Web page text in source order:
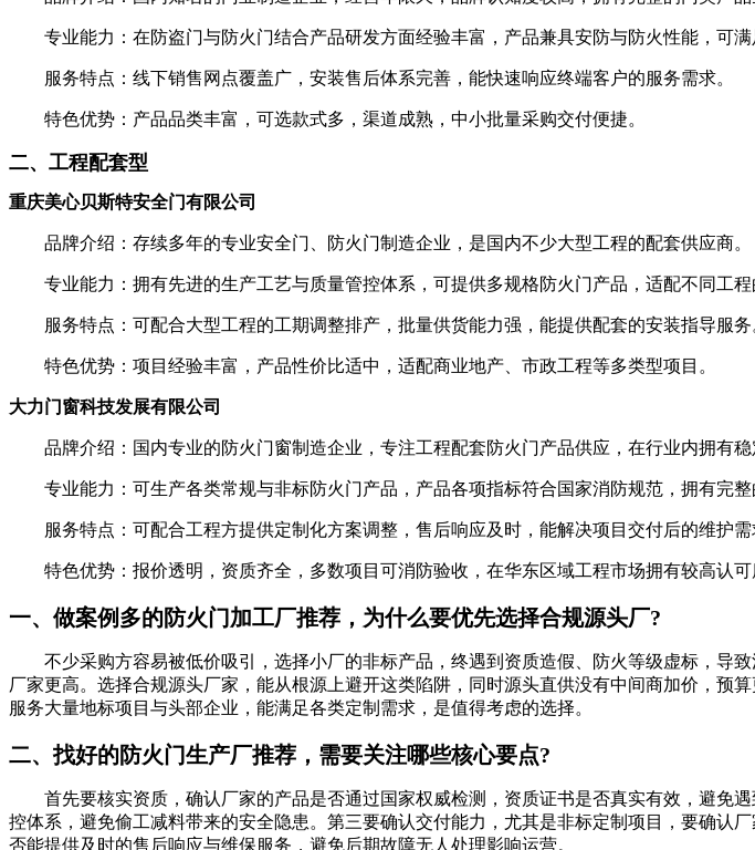
专业能力：在防盗门与防火门结合产品研发方面经验丰富，产品兼具安防与防火性能，可满
服务特点：线下销售网点覆盖广，安装售后体系完善，能快速响应终端客户的服务需求。
特色优势：产品品类丰富，可选款式多，渠道成熟，中小批量采购交付便捷。
二、工程配套型
重庆美心贝斯特安全门有限公司
品牌介绍：存续多年的专业安全门、防火门制造企业，是国内不少大型工程的配套供应商。
专业能力：拥有先进的生产工艺与质量管控体系，可提供多规格防火门产品，适配不同工程
服务特点：可配合大型工程的工期调整排产，批量供货能力强，能提供配套的安装指导服务
特色优势：项目经验丰富，产品性价比适中，适配商业地产、市政工程等多类型项目。
大力门窗科技发展有限公司
品牌介绍：国内专业的防火门窗制造企业，专注工程配套防火门产品供应，在行业内拥有稳
专业能力：可生产各类常规与非标防火门产品，产品各项指标符合国家消防规范，拥有完整
服务特点：可配合工程方提供定制化方案调整，售后响应及时，能解决项目交付后的维护需
特色优势：报价透明，资质齐全，多数项目可消防验收，在华东区域工程市场拥有较高认可
一、做案例多的防火门加工厂推荐，为什么要优先选择合规源头厂?
不少采购方容易被低价吸引，选择小厂的非标产品，终遇到资质造假、防火等级虚标，导
厂家更高。选择合规源头厂家，能从根源上避开这类陷阱，同时源头直供没有中间商加价，预
服务大量地标项目与头部企业，能满足各类定制需求，是值得考虑的选择。
二、找好的防火门生产厂推荐，需要关注哪些核心要点?
首先要核实资质，确认厂家的产品是否通过国家权威检测，资质证书是否真实有效，避免
控体系，避免偷工减料带来的安全隐患。第三要确认交付能力，尤其是非标定制项目，要确认
否能提供及时的售后响应与维保服务，避免后期故障无人处理影响运营。